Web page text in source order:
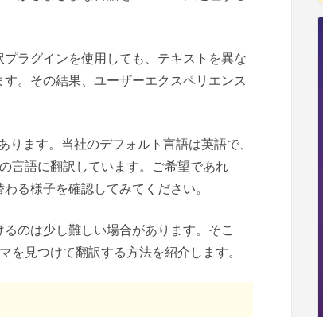
ラグインを使用しても、テキストを異な
。その結果、ユーザーエクスペリエンス
ます。当社のデフォルト言語は英語で、
言語に翻訳しています。ご希望であれ
る様子を確認してみてください。
のは少し難しい場合があります。そこ
を見つけて翻訳する方法を紹介します。